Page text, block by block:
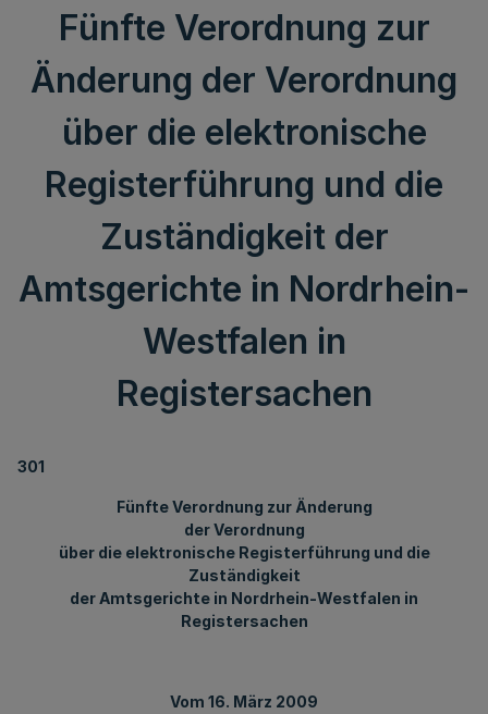
Fünfte Verordnung zur
Änderung der Verordnung
über die elektronische
Registerführung und die
Zuständigkeit der
Amtsgerichte in Nordrhein-
Westfalen in
Registersachen
301
Fünfte Verordnung zur Änderung
der Verordnung
über die elektronische Registerführung und die
Zuständigkeit
der Amtsgerichte in Nordrhein-Westfalen in
Registersachen
Vom 16. März 2009